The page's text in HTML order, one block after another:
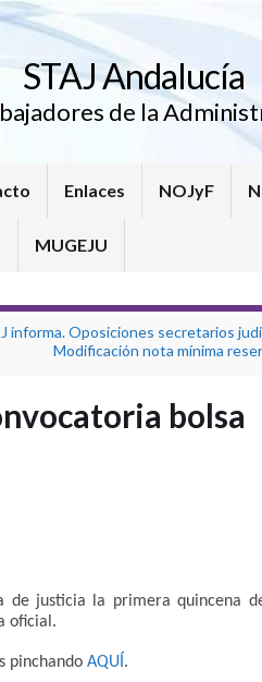
STAJ Andalucía
de la
Enlaces NOJyF
MUGEJU
informa. Oposiciones secretarios
Modificación nota mínima
bolsa
de justicia la primera quincena
oficial.
pinchando AQUÍ .